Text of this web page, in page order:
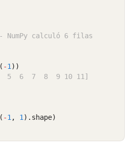
calculó 6 filas
( -1 ))
6  7  8  9 10 11]
( -1 , 1 ).shape)